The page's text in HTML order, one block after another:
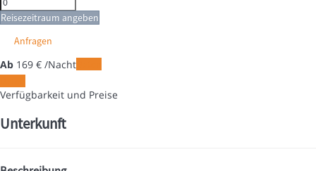
Reisezeitraum angeben
Anfragen
Ab 169 € /Nacht
Verfügbarkeit und Preise
Unterkunft